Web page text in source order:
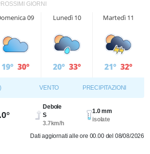
GIORNI
09
19° 30°
Lunedì 10
20° 33°
Martedì 11
21° 32°
VENTO PRECIPITAZIONI
Debole
S
3.7km/h
1.0 mm
isolate
Dati aggiornati alle ore 00.00 del 08/08/2026